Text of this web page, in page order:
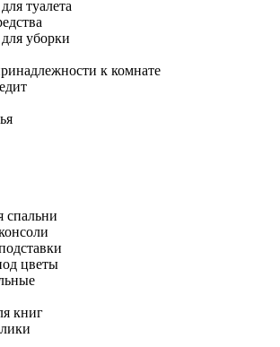
туалета
уборки
к комнате
спальни
цветы
книг